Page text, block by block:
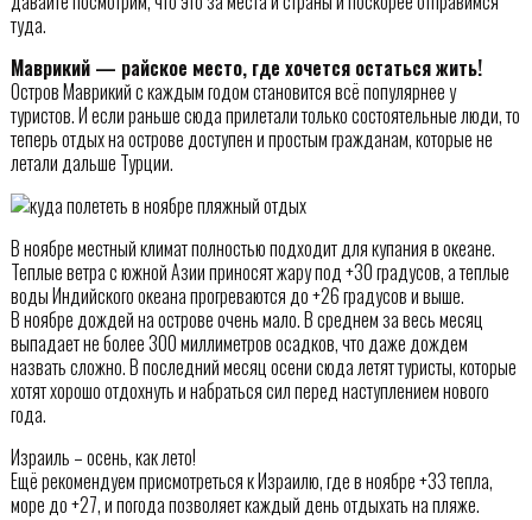
туда.
Маврикий — райское место, где хочется остаться жить!
Остров Маврикий с каждым годом становится всё популярнее у
туристов. И если раньше сюда прилетали только состоятельные люди, то
теперь отдых на острове доступен и простым гражданам, которые не
летали дальше Турции.
В ноябре местный климат полностью подходит для купания в океане.
Теплые ветра с южной Азии приносят жару под +30 градусов, а теплые
воды Индийского океана прогреваются до +26 градусов и выше.
В ноябре дождей на острове очень мало. В среднем за весь месяц
выпадает не более 300 миллиметров осадков, что даже дождем
назвать сложно. В последний месяц осени сюда летят туристы, которые
хотят хорошо отдохнуть и набраться сил перед наступлением нового
года.
Израиль – осень, как лето!
Ещё рекомендуем присмотреться к Израилю, где в ноябре +33 тепла,
море до +27, и погода позволяет каждый день отдыхать на пляже.